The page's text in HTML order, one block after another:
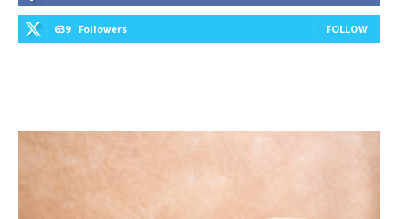
639 Followers FOLLOW